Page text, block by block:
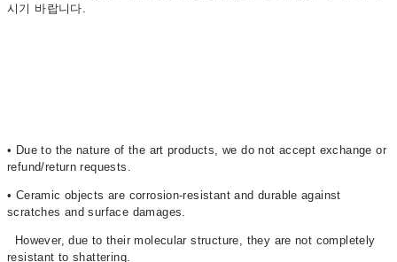
시기 바랍니다.
• Due to the nature of the art products, we do not accept exchange or
refund/return requests.
• Ceramic objects are corrosion-resistant and durable against
scratches and surface damages.
However, due to their molecular structure, they are not completely
resistant to shattering.